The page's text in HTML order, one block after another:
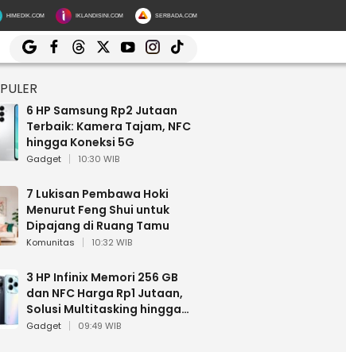
HIMEDIK.COM IKLANDISINI.COM SERBADA.COM
6 HP Samsung Rp2 Jutaan
Terbaik: Kamera Tajam, NFC
hingga Koneksi 5G
Gadget 10:30 WIB
7 Lukisan Pembawa Hoki
Menurut Feng Shui untuk
Dipajang di Ruang Tamu
Komunitas 10:32 WIB
3 HP Infinix Memori 256 GB
dan NFC Harga Rp1 Jutaan,
Solusi Multitasking hingga
Gaming
Gadget 09:49 WIB